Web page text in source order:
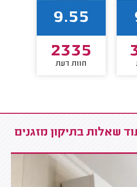
9.55
2335
חוות דעת
שאלות בתיקון מזגנים